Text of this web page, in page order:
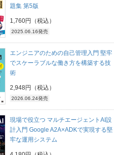
題集 第5版
1,760円（税込）
2025.06.16発売
エンジニアのための自己管理入門 堅牢
でスケーラブルな働き方を構築する技
術
2,948円（税込）
2026.06.24発売
現場で役立つ マルチエージェントAI設
計入門 Google A2A×ADKで実現する堅
牢な運用システム